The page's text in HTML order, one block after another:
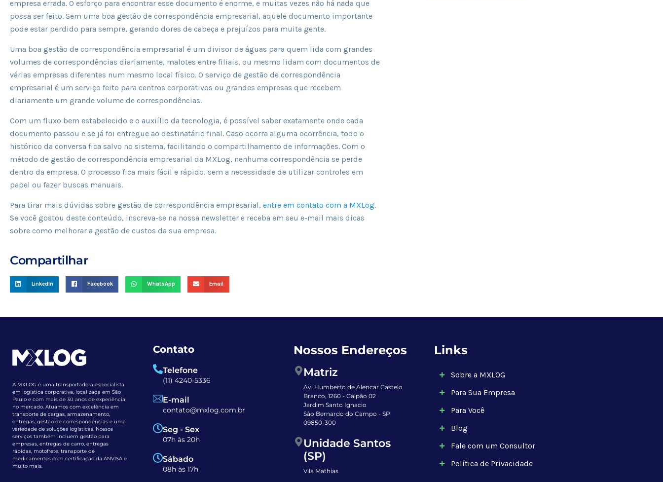
empresa errada. O esforço para encontrar esse documento é enorme, e muitas vezes não há nada que
possa ser feito. Sem uma boa gestão de correspondência empresarial, aquele documento importante
pode estar perdido para sempre, gerando dores de cabeça e prejuízos para muita gente.
Uma boa gestão de correspondência empresarial é um divisor de águas para quem lida com grandes
volumes de correspondências diariamente, malotes entre filiais, ou mesmo lidam com documentos de
várias empresas diferentes num mesmo local físico. O serviço de gestão de correspondência
empresarial é um serviço feito para centros corporativos ou grandes empresas que recebem
diariamente um grande volume de correspondências.
Com um fluxo bem estabelecido e o auxiílio da tecnologia, é possível saber exatamente onde cada
documento passou e se já foi entregue ao destinatário final. Caso ocorra alguma ocorrência, todo o
histórico da conversa fica salvo no sistema, facilitando o compartilhamento de informações. Com o
método de gestão de correspondência empresarial da MXLog, nenhuma correspondência se perde
dentro da empresa. O processo fica mais fácil e rápido, sem a necessidade de utilizar controles em
papel ou fazer buscas manuais.
Para tirar mais dúvidas sobre gestão de correspondência empresarial, entre em contato com a MXLog.
Se você gostou deste conteúdo, inscreva-se na nossa newsletter e receba em seu e-mail mais dicas
sobre como melhorar a gestão de custos da sua empresa.
Compartilhar
LinkedIn Facebook WhatsApp Email
A MXLOG é uma transportadora especialista
em logística corporativa, localizada em São
Paulo e com mais de 30 anos de experiência
no mercado. Atuamos com excelência em
transporte de cargas, armazenamento,
entregas, gestão de correspondências e uma
variedade de soluções logísticas. Nossos
serviços também incluem gestão para
empresas, entregas de carro, entregas
rápidas, motofrete, transporte de
medicamentos com certificação da ANVISA e
muito mais.
Contato
Telefone
(11) 4240-5336
E-mail
contato@mxlog.com.br
Seg - Sex
07h às 20h
Sábado
08h às 17h
Nossos Endereços
Matriz
Av. Humberto de Alencar Castelo
Branco, 1260 - Galpão 02
Jardim Santo Ignacio
São Bernardo do Campo - SP
09850-300
Unidade Santos
(SP)
Vila Mathias
Links
Sobre a MXLOG
Para Sua Empresa
Para Você
Blog
Fale com um Consultor
Política de Privacidade